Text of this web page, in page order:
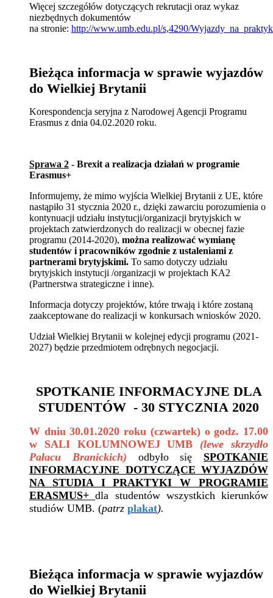
Więcej szczegółów dotyczących rekrutacji oraz wykaz
niezbędnych dokumentów
na stronie: http://www.umb.edu.pl/s,4290/
Bieżąca informacja w sprawie wyjazdów
do Wielkiej Brytanii
Korespondencja seryjna z Narodowej Agencji Programu
Erasmus z dnia 04.02.2020 roku.
Sprawa 2 - Brexit a realizacja działań w programie
Erasmus+
Informujemy, że mimo wyjścia Wielkiej Brytanii z UE, które
nastąpiło 31 stycznia 2020 r., dzięki zawarciu porozumienia o
kontynuacji udziału instytucji/organizacji brytyjskich w
projektach zatwierdzonych do realizacji w obecnej fazie
programu (2014-2020), można realizować wymianę
studentów i pracowników zgodnie z ustaleniami z
partnerami brytyjskimi. To samo dotyczy udziału
brytyjskich instytucji /organizacji w projektach KA2
(Partnerstwa strategiczne i inne).
Informacja dotyczy projektów, które trwają i które zostaną
zaakceptowane do realizacji w konkursach wniosków 2020.
Udział Wielkiej Brytanii w kolejnej edycji programu (2021-
2027) będzie przedmiotem odrębnych negocjacji.
SPOTKANIE INFORMACYJNE DLA
STUDENTÓW - 30 STYCZNIA 2020
W dniu 30.01.2020 roku (czwartek) o godz. 17.00
w SALI KOLUMNOWEJ UMB (lewe skrzydło
Pałacu Branickich)
odbyło się SPOTKANIE
INFORMACYJNE DOTYCZĄCE WYJAZDÓW
NA STUDIA I PRAKTYKI W PROGRAMIE
ERASMUS+dla studentów wszystkich kierunków
studiów UMB. (patrz plakat).
Bieżąca informacja w sprawie wyjazdów
do Wielkiej Brytanii